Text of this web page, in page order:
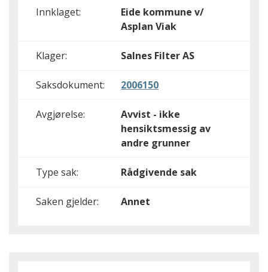
Innklaget:
Eide kommune v/
Asplan Viak
Klager: Salnes Filter AS
Saksdokument: 2006150
Avgjørelse:
Avvist - ikke
hensiktsmessig av
andre grunner
Type sak: Rådgivende sak
Saken gjelder: Annet